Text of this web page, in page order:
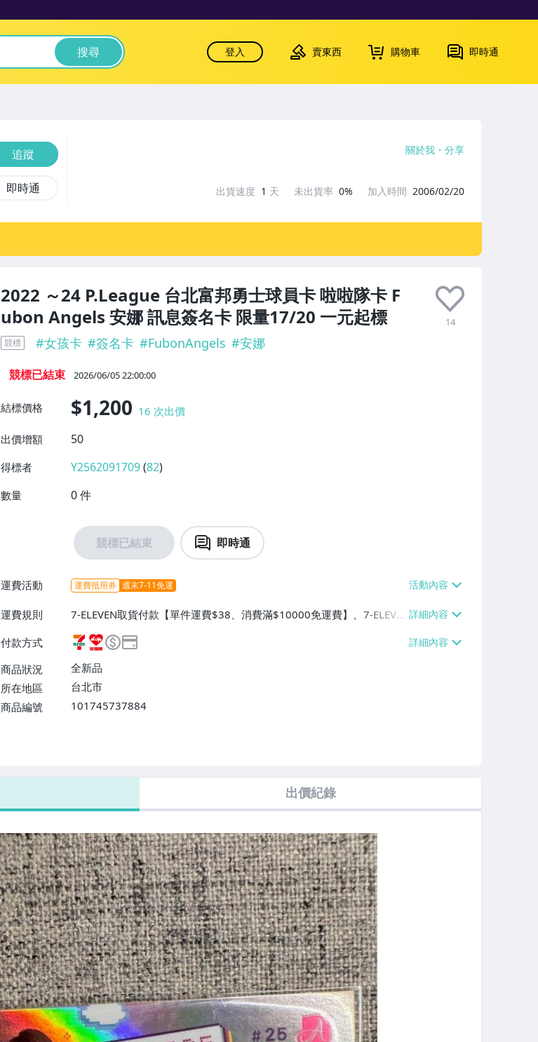
搜尋 登入 賣東西 購物車 即時通
2022 ～24 P.League 台北富邦勇士球員卡 啦啦隊卡 F
ubon Angels 安娜 訊息簽名卡 限量17/20 一元起標
14
競標 #女孩卡 #簽名卡 #FubonAngels #安娜
競標已結束 2026/06/05 22:00:00
結標價格 $1,200 16 次出價
出價增額
50
得標者 Y2562091709 (82)
數量 0件
競標已結束 即時通
運費活動 運費抵用券 週末7-11免運
運費規則
7-ELEVEN取貨付款【單件運費$38、消費滿$10000免運費】、7-ELEVE
N取貨不付款【單件運費$38】、萊爾富取貨付款【單件運費$60、消費
滿$10000免運費】、郵局掛號【單件運費$60、消費滿$10000免運
費】、面交/自取/不寄送【免運費】
付款方式
商品狀況
全新品
所在地區
台北市
商品編號
101745737884
追蹤
即時通
關於我 分享
出貨速度 1 天 未出貨率 0% 加入時間 2006/02/20
出價紀錄